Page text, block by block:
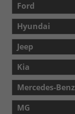
Ford
Hyundai
Jeep
Kia
Mercedes-Benz
MG